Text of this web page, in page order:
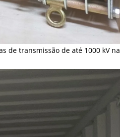
de transmissão de até 1000 kV na